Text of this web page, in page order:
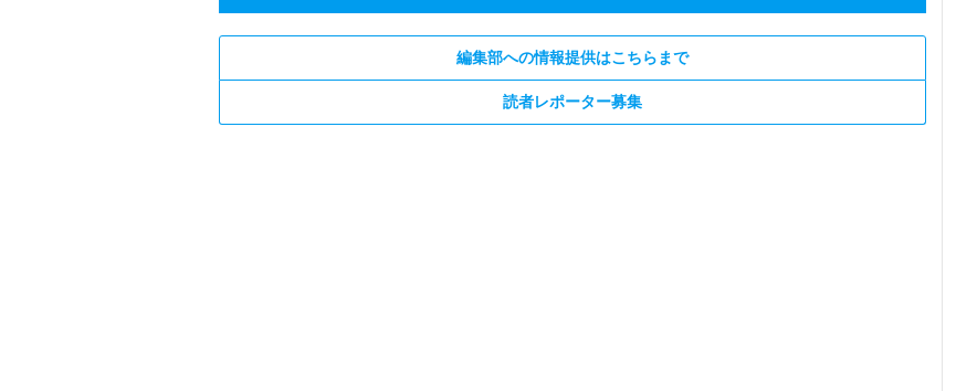
編集部への情報提供はこちらまで
読者レポーター募集